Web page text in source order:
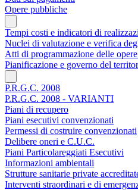
Opere pubbliche
Tempi costi e indicatori di
Nuclei di valutazione e verifica
Atti di programmazione delle
Pianificazione e governo del
P.R.G.C. 2008
P.R.G.C. 2008 - VARIANTI
Piani di recupero
Piani esecutivi convenzionati
Permessi di costruire convenzionati
Delibere oneri e C.U.C.
Piani Particolareggiati Esecutivi
Informazioni ambientali
Strutture sanitarie private
Interventi straordinari e di